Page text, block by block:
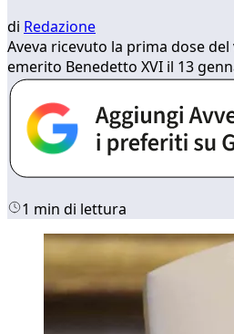
di Redazione
Aveva ricevuto la prima dose
emerito Benedetto XVI il 13
1 min di lettura